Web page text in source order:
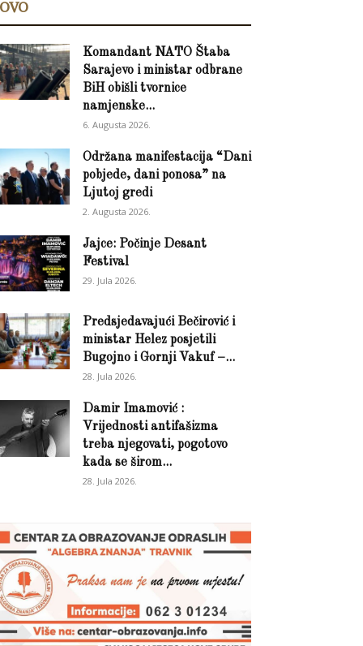
Komandant NATO Štaba
Sarajevo i ministar odbrane
BiH obišli tvornice
namjenske...
6. Augusta 2026.
Održana manifestacija “Dani
pobjede, dani ponosa” na
Ljutoj gredi
2. Augusta 2026.
Jajce: Počinje Desant
Festival
29. Jula 2026.
Predsjedavajući Bečirović i
ministar Helez posjetili
Bugojno i Gornji Vakuf –...
28. Jula 2026.
Damir Imamović :
Vrijednosti antifašizma
treba njegovati, pogotovo
kada se širom...
28. Jula 2026.